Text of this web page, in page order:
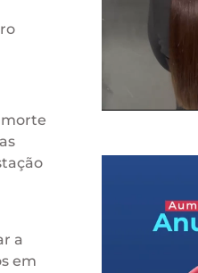
morte
a
em